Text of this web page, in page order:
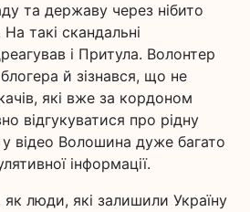
та державу через нібито
такі скандальні
і Притула. Волонтер
й зізнався, що не
які вже за кордоном
відгукуватися про рідну
у відео Волошина дуже багато
інформації.
люди, які залишили Україну